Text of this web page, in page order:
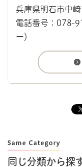
兵庫県明石市中
電話番号：078-
ー）
同じ分類から探